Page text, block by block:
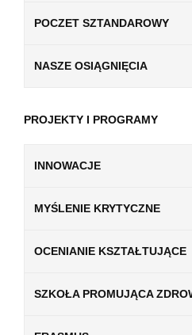
POCZET SZTANDAROWY
NASZE OSIĄGNIĘCIA
PROJEKTY I PROGRAMY
INNOWACJE
MYŚLENIE KRYTYCZNE
OCENIANIE KSZTAŁTUJĄCE
SZKOŁA PROMUJĄCA